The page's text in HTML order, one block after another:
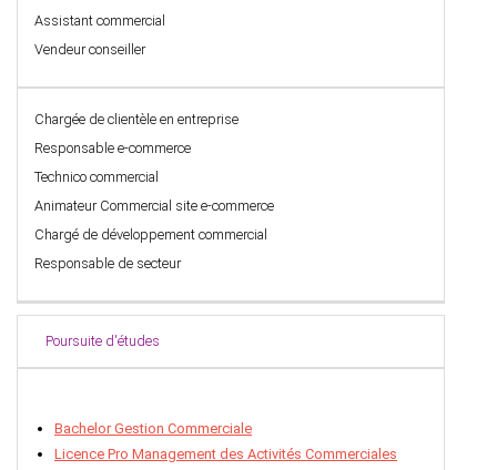
Assistant commercial
Vendeur conseiller
Chargée de clientèle en entreprise
Responsable e-commerce
Technico commercial
Animateur Commercial site e-commerce
Chargé de développement commercial
Responsable de secteur
Poursuite d'études
Bachelor Gestion Commerciale
Licence Pro Management des Activités Commerciales